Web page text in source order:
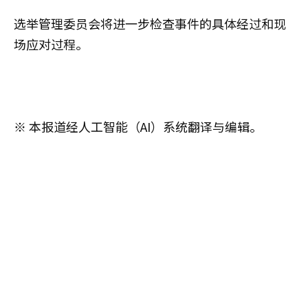
选举管理委员会将进一步检查事件的具体经过和现
场应对过程。
※ 本报道经人工智能（AI）系统翻译与编辑。